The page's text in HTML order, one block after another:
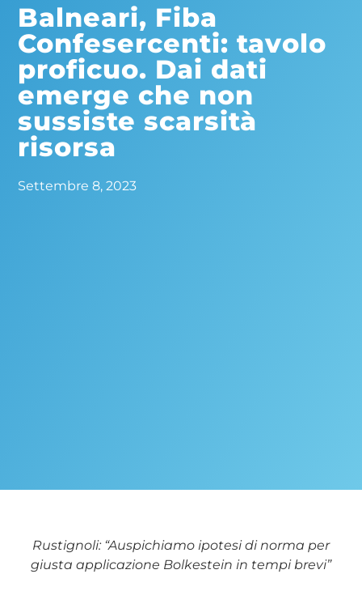
Balneari, Fiba
Confesercenti: tavolo
proficuo. Dai dati
emerge che non
sussiste scarsità
risorsa
Settembre 8, 2023
Rustignoli: “Auspichiamo ipotesi di norma per
giusta applicazione Bolkestein in tempi brevi”